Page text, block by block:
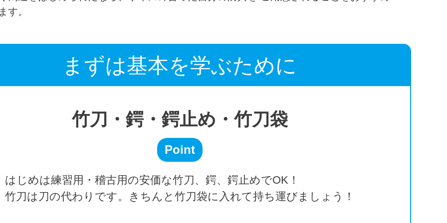
す。
まずは基本を学ぶために
竹刀・鍔・鍔止め・竹刀袋
Point
はじめは練習用・稽古用の安価な竹刀、鍔、鍔止めでOK！
竹刀は刀の代わりです。きちんと竹刀袋に入れて持ち運びましょう！